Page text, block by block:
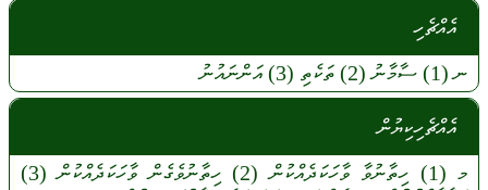
އެއްޗެހި
ނ(1) ސާމާނު(2) ތަކެތި (3) އަންނައުނު
އެއްޗެހިކިޔުން
މ (1) ހިތާނުވާވާހަކަދެއްކުން (2) ހިތާނުވެގެންވާހަކަދެއްކުން (3)